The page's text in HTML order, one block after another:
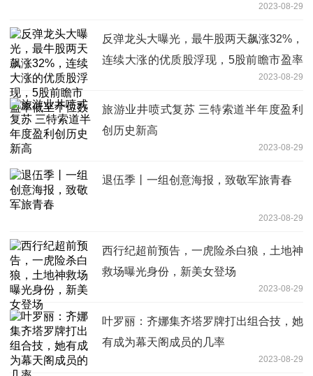
2023-08-29
反弹龙头大曝光，最牛股两天飙涨32%，
连续大涨的优质股浮现，5股前瞻市盈率
2023-08-29
旅游业井喷式复苏 三特索道半年度盈利
创历史新高
2023-08-29
退伍季丨一组创意海报，致敬军旅青春
2023-08-29
西行纪超前预告，一虎险杀白狼，土地神
救场曝光身份，新美女登场
2023-08-29
叶罗丽：齐娜集齐塔罗牌打出组合技，她
有成为幕天阁成员的几率
2023-08-29